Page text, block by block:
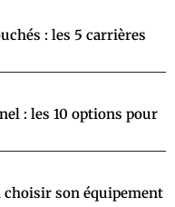
: les 5 carrières
: les 10 options pour
choisir son équipement